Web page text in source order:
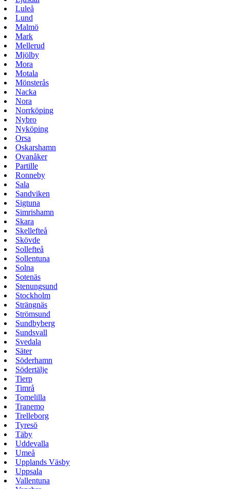
Luleå
Lund
Malmö
Mark
Mellerud
Mjölby
Mora
Motala
Mönsterås
Nacka
Nora
Norrköping
Nybro
Nyköping
Orsa
Oskarshamn
Ovanåker
Partille
Ronneby
Sala
Sandviken
Sigtuna
Simrishamn
Skara
Skellefteå
Skövde
Sollefteå
Sollentuna
Solna
Sotenäs
Stenungsund
Stockholm
Strängnäs
Strömsund
Sundbyberg
Sundsvall
Svedala
Säter
Söderhamn
Södertälje
Tierp
Timrå
Tomelilla
Tranemo
Trelleborg
Tyresö
Täby
Uddevalla
Umeå
Upplands Väsby
Uppsala
Vallentuna